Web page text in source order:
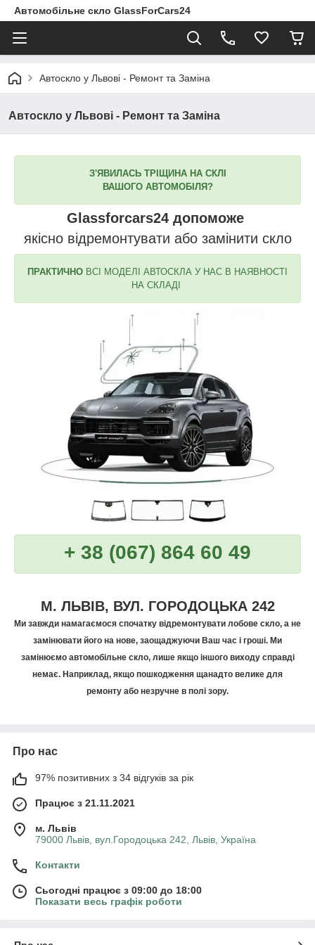
Автомобільне скло GlassForCars24
Автоскло у Львові - Ремонт та Заміна
Автоскло у Львові - Ремонт та Заміна
З'ЯВИЛАСЬ ТРІЩИНА НА СКЛІ
ВАШОГО АВТОМОБІЛЯ?
Glassforcars24 допоможе
якісно відремонтувати або замінити скло
ПРАКТИЧНО ВСІ МОДЕЛІ АВТОСКЛА У НАС В НАЯВНОСТІ
НА СКЛАДІ
+ 38 (067) 864 60 49
М. ЛЬВІВ, ВУЛ. ГОРОДОЦЬКА 242
Ми завжди намагаємося спочатку відремонтувати лобове скло, а не
замінювати його на нове, заощаджуючи Ваш час і гроші. Ми
замінюємо автомобільне скло, лише якщо іншого виходу справді
немає. Наприклад, якщо пошкодження щанадто велике для
ремонту або незручне в полі зору.
Про нас
97% позитивних з 34 відгуків за рік
Працює з 21.11.2021
м. Львів
79000 Львів, вул.Городоцька 242, Львів, Україна
Контакти
Сьогодні працює з 09:00 до 18:00
Показати весь графік роботи